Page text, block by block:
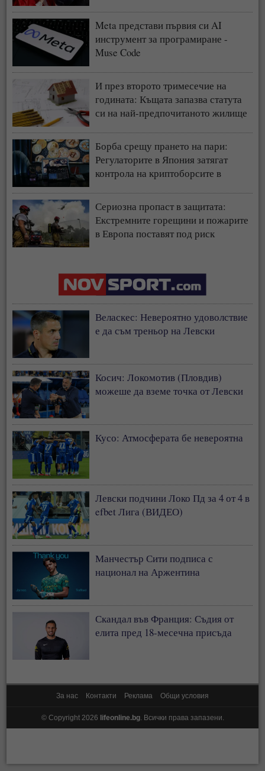
Meta представи първия си AI
инструмент за програмиране -
Muse Code
И през второто тримесечие на
годината: Къщата запазва статута
си на най-предпочитаното жилище
Борба срещу прането на пари:
Регулаторите в Япония затягат
контрола на криптоборсите в
Сериозна пропаст в защитата:
Екстремните горещини и пожарите
в Европа поставят под риск
Веласкес: Невероятно удоволствие
е да съм треньор на Левски
Косич: Локомотив (Пловдив)
можеше да вземе точка от Левски
Кусо: Атмосферата бе невероятна
Левски подчини Локо Пд за 4 от 4 в
efbet Лига (ВИДЕО)
Манчестър Сити подписа с
национал на Аржентина
Скандал във Франция: Съдия от
елита пред 18-месечна присъда
За нас Контакти Реклама Общи условия
© Copyright 2026 lifeonline.bg. Всички права запазени.